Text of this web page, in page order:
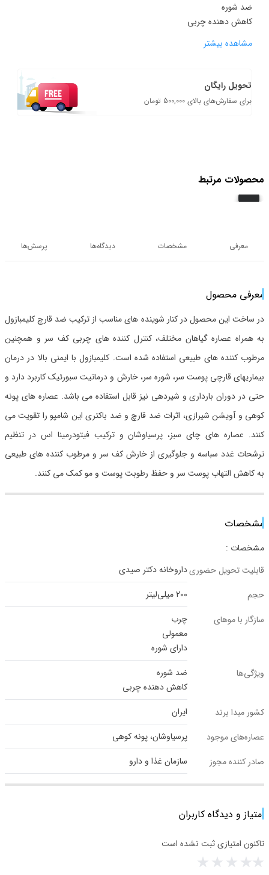
ضد شوره
کاهش دهنده چربی
مشاهده بیشتر
تحویل رایگان
برای سفارش‌های بالای 500,000 تومان
محصولات مرتبط
معرفی مشخصات دیدگاه‌ها پرسش‌ها
معرفی محصول
در ساخت این محصول در کنار شوینده های مناسب از ترکیب ضد قارچ کلیمبازول
به همراه عصاره گیاهان مختلف، کنترل کننده های چربی کف سر و همچنین
مرطوب کننده های طبیعی استفاده شده است. کلیمبازول با ایمنی بالا در درمان
بیماریهای قارچی پوست سر، شوره سر، خارش و درماتیت سبورئیک کاربرد دارد و
حتی در دوران بارداری و شیردهی نیز قابل استفاده می باشد. عصاره های پونه
کوهی و آویشن شیرازی، اثرات ضد قارچ و ضد باکتری این شامپو را تقویت می
کنند. عصاره های چای سبز، پرسیاوشان و ترکیب فیتودرمینا اس در تنظیم
ترشحات غدد سباسه و جلوگیری از خارش کف سر و مرطوب کننده های طبیعی
به کاهش التهاب پوست سر و حفظ رطوبت پوست و مو کمک می کنند.
مشخصات
مشخصات :
قابلیت تحویل حضوریداروخانه دکتر صیدی
حجم
200 میلی‌لیتر
سازگار با موهای
چرب
معمولی
دارای شوره
ویژگی‌ها
ضد شوره
کاهش دهنده چربی
کشور مبدا برند
ایران
عصاره‌های موجود
پرسیاوشان، پونه کوهی
صادر کننده مجوز
سازمان غذا و دارو
امتیاز و دیدگاه کاربران
تاکنون امتیازی ثبت نشده است